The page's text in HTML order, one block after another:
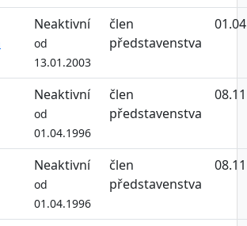
Neaktivní
od
13.01.2003
člen
představenstva
Neaktivní
od
01.04.1996
člen
představenstva
Neaktivní
od
01.04.1996
člen
představenstva